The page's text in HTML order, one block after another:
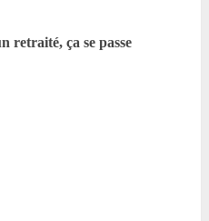
retraité, ça se passe